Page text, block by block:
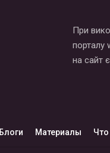
При
порталу
на сайт
Блоги Материалы